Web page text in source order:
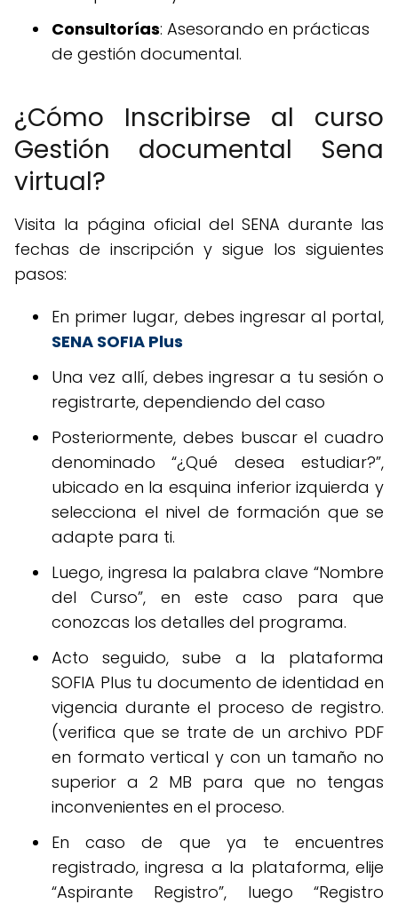
Consultorías: Asesorando en prácticas
de gestión documental.
¿Cómo Inscribirse al curso
Gestión documental Sena
virtual?
Visita la página oficial del SENA durante las
fechas de inscripción y sigue los siguientes
pasos:
En primer lugar, debes ingresar al portal,
SENA SOFIA Plus
Una vez allí, debes ingresar a tu sesión o
registrarte, dependiendo del caso
Posteriormente, debes buscar el cuadro
denominado “¿Qué desea estudiar?”,
ubicado en la esquina inferior izquierda y
selecciona el nivel de formación que se
adapte para ti.
Luego, ingresa la palabra clave “Nombre
del Curso”, en este caso para que
conozcas los detalles del programa.
Acto seguido, sube a la plataforma
SOFIA Plus tu documento de identidad en
vigencia durante el proceso de registro.
(verifica que se trate de un archivo PDF
en formato vertical y con un tamaño no
superior a 2 MB para que no tengas
inconvenientes en el proceso.
En caso de que ya te encuentres
registrado, ingresa a la plataforma, elije
“Aspirante Registro”, luego “Registro